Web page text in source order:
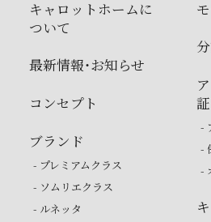
キャロットホームに
ついて
最新情報・お知らせ
コンセプト
ブランド
- プレミアムクラス
- ソムリエクラス
- ルネッタ
証
-
-
-